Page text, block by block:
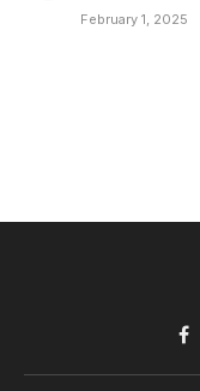
February 1, 2025
carbono